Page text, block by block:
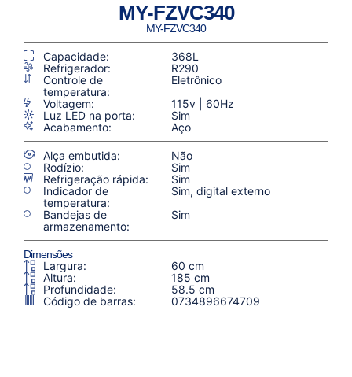
MY-FZVC340
MY-FZVC340
Capacidade:
368L
Refrigerador:
R290
Controle de
temperatura:
Eletrônico
Voltagem:
115v | 60Hz
Luz LED na porta:
Sim
Acabamento:
Aço
Alça embutida:
Não
Rodízio:
Sim
Refrigeração rápida:
Sim
Indicador de
temperatura:
Sim, digital externo
Bandejas de
armazenamento:
Sim
Dimensões
Largura:
60 cm
Altura:
185 cm
Profundidade:
58.5 cm
Código de barras:
0734896674709